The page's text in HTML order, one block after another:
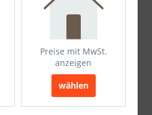
Preise mit MwSt.
anzeigen
wählen